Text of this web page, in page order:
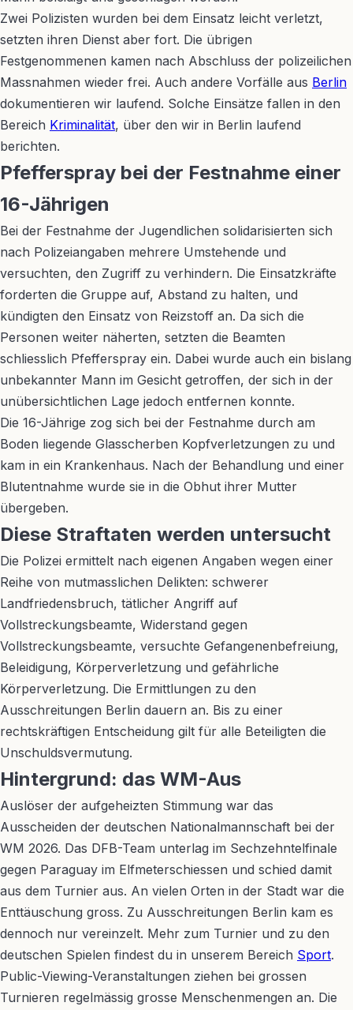
Zwei Polizisten wurden bei dem Einsatz leicht verletzt,
setzten ihren Dienst aber fort. Die übrigen
Festgenommenen kamen nach Abschluss der polizeilichen
Massnahmen wieder frei. Auch andere Vorfälle aus Berlin
dokumentieren wir laufend. Solche Einsätze fallen in den
Bereich Kriminalität, über den wir in Berlin laufend
berichten.
Pfefferspray bei der Festnahme einer
16-Jährigen
Bei der Festnahme der Jugendlichen solidarisierten sich
nach Polizeiangaben mehrere Umstehende und
versuchten, den Zugriff zu verhindern. Die Einsatzkräfte
forderten die Gruppe auf, Abstand zu halten, und
kündigten den Einsatz von Reizstoff an. Da sich die
Personen weiter näherten, setzten die Beamten
schliesslich Pfefferspray ein. Dabei wurde auch ein bislang
unbekannter Mann im Gesicht getroffen, der sich in der
unübersichtlichen Lage jedoch entfernen konnte.
Die 16-Jährige zog sich bei der Festnahme durch am
Boden liegende Glasscherben Kopfverletzungen zu und
kam in ein Krankenhaus. Nach der Behandlung und einer
Blutentnahme wurde sie in die Obhut ihrer Mutter
übergeben.
Diese Straftaten werden untersucht
Die Polizei ermittelt nach eigenen Angaben wegen einer
Reihe von mutmasslichen Delikten: schwerer
Landfriedensbruch, tätlicher Angriff auf
Vollstreckungsbeamte, Widerstand gegen
Vollstreckungsbeamte, versuchte Gefangenenbefreiung,
Beleidigung, Körperverletzung und gefährliche
Körperverletzung. Die Ermittlungen zu den
Ausschreitungen Berlin dauern an. Bis zu einer
rechtskräftigen Entscheidung gilt für alle Beteiligten die
Unschuldsvermutung.
Hintergrund: das WM-Aus
Auslöser der aufgeheizten Stimmung war das
Ausscheiden der deutschen Nationalmannschaft bei der
WM 2026. Das DFB-Team unterlag im Sechzehntelfinale
gegen Paraguay im Elfmeterschiessen und schied damit
aus dem Turnier aus. An vielen Orten in der Stadt war die
Enttäuschung gross. Zu Ausschreitungen Berlin kam es
dennoch nur vereinzelt. Mehr zum Turnier und zu den
deutschen Spielen findest du in unserem Bereich Sport.
Public-Viewing-Veranstaltungen ziehen bei grossen
Turnieren regelmässig grosse Menschenmengen an. Die